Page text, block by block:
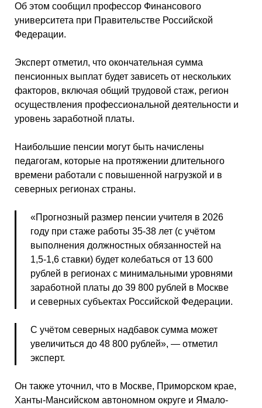
Об этом сообщил профессор Финансового
университета при Правительстве Российской
Федерации.
Эксперт отметил, что окончательная сумма
пенсионных выплат будет зависеть от нескольких
факторов, включая общий трудовой стаж, регион
осуществления профессиональной деятельности и
уровень заработной платы.
Наибольшие пенсии могут быть начислены
педагогам, которые на протяжении длительного
времени работали с повышенной нагрузкой и в
северных регионах страны.
«Прогнозный размер пенсии учителя в 2026
году при стаже работы 35-38 лет (с учётом
выполнения должностных обязанностей на
1,5-1,6 ставки) будет колебаться от 13 600
рублей в регионах с минимальными уровнями
заработной платы до 39 800 рублей в Москве
и северных субъектах Российской Федерации.
С учётом северных надбавок сумма может
увеличиться до 48 800 рублей», — отметил
эксперт.
Он также уточнил, что в Москве, Приморском крае,
Ханты-Мансийском автономном округе и Ямало-